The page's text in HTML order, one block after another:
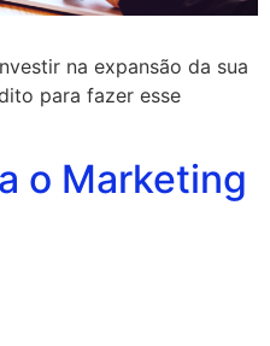
na expansão da sua
para fazer esse
o Marketing